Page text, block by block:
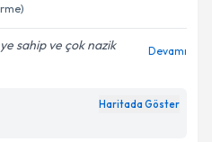
sahip ve çok nazik
Devamı
Haritada Göster